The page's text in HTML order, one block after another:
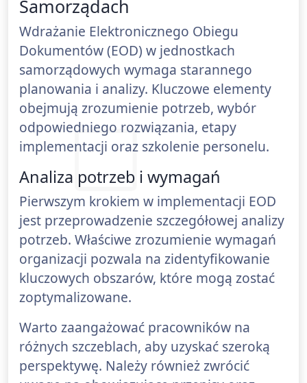
Samorządach
Wdrażanie Elektronicznego Obiegu
Dokumentów (EOD) w jednostkach
samorządowych wymaga starannego
planowania i analizy. Kluczowe elementy
obejmują zrozumienie potrzeb, wybór
odpowiedniego rozwiązania, etapy
implementacji oraz szkolenie personelu.
Analiza potrzeb i wymagań
Pierwszym krokiem w implementacji EOD
jest przeprowadzenie szczegółowej analizy
potrzeb. Właściwe zrozumienie wymagań
organizacji pozwala na zidentyfikowanie
kluczowych obszarów, które mogą zostać
zoptymalizowane.
Warto zaangażować pracowników na
różnych szczeblach, aby uzyskać szeroką
perspektywę. Należy również zwrócić